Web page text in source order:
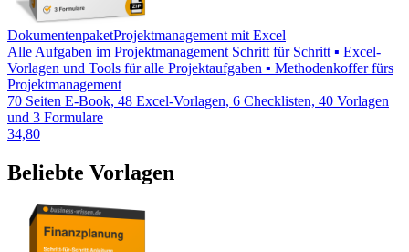
DokumentenpaketProjektmanagement mit Excel
Alle Aufgaben im Projektmanagement Schritt für Schritt ▪ Excel-
Vorlagen und Tools für alle Projektaufgaben ▪ Methodenkoffer fürs
Projektmanagement
70 Seiten E-Book, 48 Excel-Vorlagen, 6 Checklisten, 40 Vorlagen
und 3 Formulare
34,80
Beliebte Vorlagen